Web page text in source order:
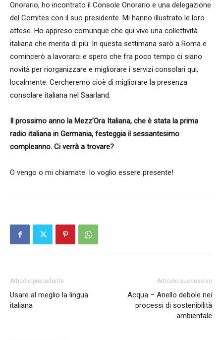
Onorario, ho incontrato il Console Onorario e una delegazione
del Comites con il suo presidente. Mi hanno illustrato le loro
attese. Ho appreso comunque che qui vive una collettività
italiana che merita di più. In questa settimana sarò a Roma e
comincerò a lavorarci e spero che fra poco tempo ci siano
novità per riorganizzare e migliorare i servizi consolari qui,
localmente. Cercheremo cioè di migliorare la presenza
consolare italiana nel Saarland.
Il prossimo anno la Mezz’Ora Italiana, che è stata la prima
radio italiana in Germania, festeggia il sessantesimo
compleanno. Ci verrà a trovare?
O vengo o mi chiamate. Io voglio essere presente!
Articolo precedente
Usare al meglio la lingua
italiana
Articolo successivo
Acqua – Anello debole nei
processi di sostenibilità
ambientale